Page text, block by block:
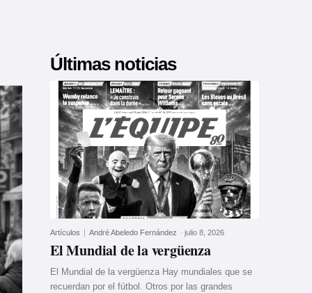
Últimas noticias
Artículos André Abeledo Fernández - julio 8, 2026
El Mundial de la vergüenza
El Mundial de la vergüenza Hay mundiales que se
recuerdan por el fútbol. Otros por las grandes